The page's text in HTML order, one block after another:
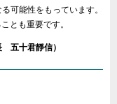
可能性をもっています。
とも重要です。
五十君靜信）